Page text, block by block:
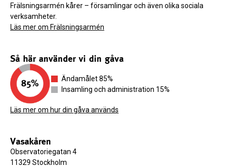
Frälsningsarmén kårer – församlingar och även olika sociala
verksamheter.
Läs mer om Frälsningsarmén
Så här använder vi din gåva
Ändamålet 85%
Insamling och administration 15%
Läs mer om hur din gåva används
Vasakåren
Observatoriegatan 4
11329 Stockholm